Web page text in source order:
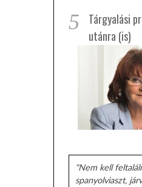
5
Tárgyalási
utánra (is)
"Nem kell
spanyolviaszt,